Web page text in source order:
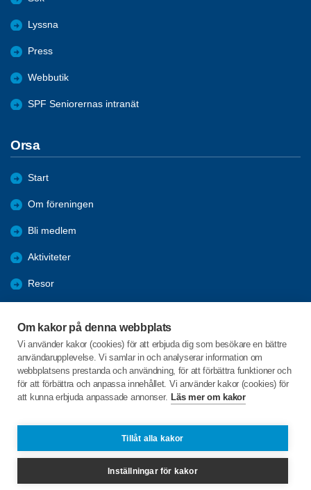
Om kakor på denna webbplats
Vi använder kakor (cookies) för att erbjuda dig som besökare en bättre
användarupplevelse. Vi samlar in och analyserar information om
webbplatsens prestanda och användning, för att förbättra funktioner och
för att förbättra och anpassa innehållet. Vi använder kakor (cookies) för
att kunna erbjuda anpassade annonser. Läs mer om kakor
Tillåt alla kakor
Inställningar för kakor
Lyssna
Press
Webbutik
SPF Seniorernas intranät
Orsa
Start
Om föreningen
Bli medlem
Aktiviteter
Resor
Reportage
Från Orebygden
C/o:Sonja Persson